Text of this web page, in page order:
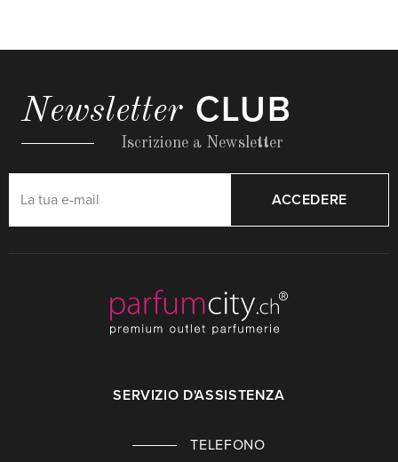
Newsletter CLUB
Iscrizione a Newsletter
ACCEDERE
SERVIZIO D'ASSISTENZA
TELEFONO